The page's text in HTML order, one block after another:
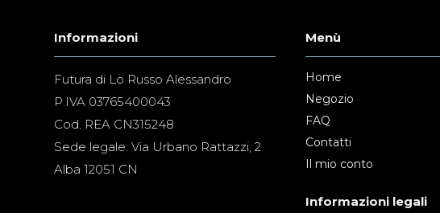
Informazioni
Futura di Lo Russo Alessandro
P.IVA 03765400043
Cod. REA CN315248
Sede legale: Via Urbano Rattazzi, 2
Alba 12051 CN
Menù
Home
Negozio
FAQ
Contatti
Il mio conto
Informazioni legali